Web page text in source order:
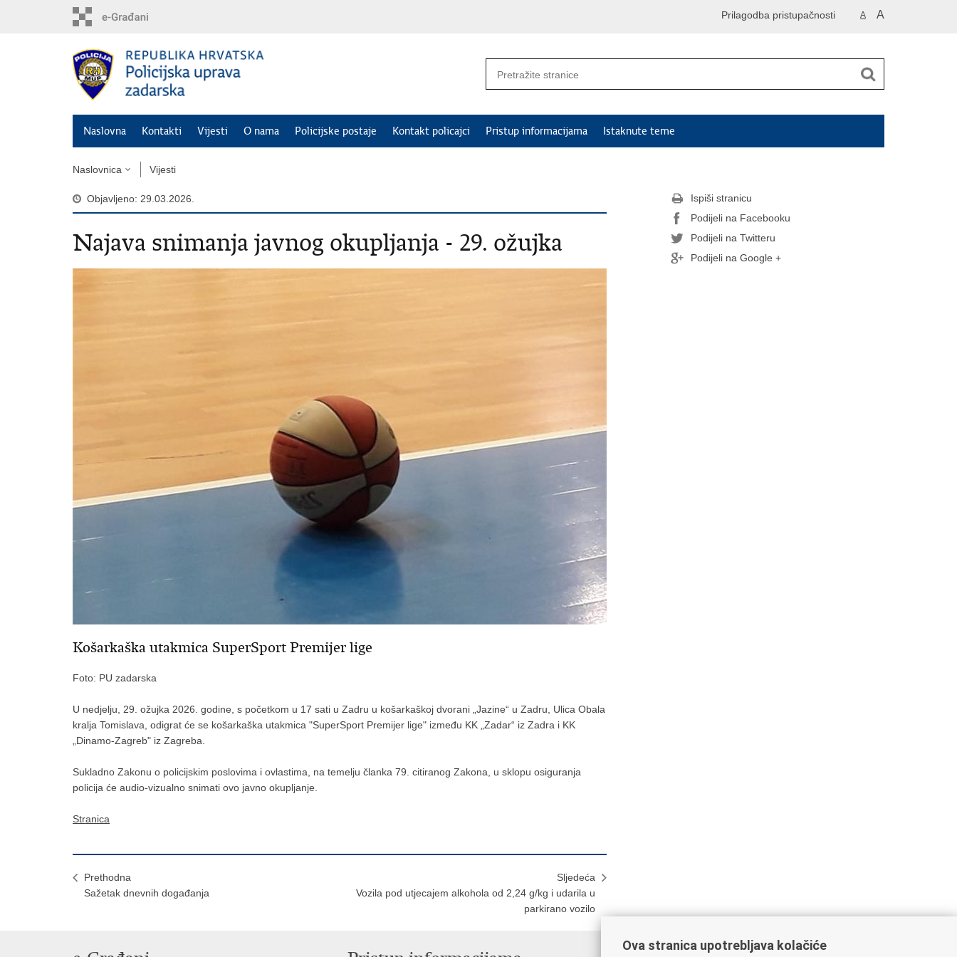
A A
Prilagodba pristupačnosti
Naslovna Kontakti Vijesti O nama Policijske postaje Kontakt policajci Pristup informacijama Istaknute teme
Naslovnica Vijesti
Objavljeno: 29.03.2026.
Najava snimanja javnog okupljanja - 29. ožujka
Košarkaška utakmica SuperSport Premijer lige
Foto: PU zadarska
U nedjelju, 29. ožujka 2026. godine, s početkom u 17 sati u Zadru u košarkaškoj dvorani „Jazine“ u Zadru, Ulica Obala
kralja Tomislava, odigrat će se košarkaška utakmica "SuperSport Premijer lige" između KK „Zadar“ iz Zadra i KK
„Dinamo-Zagreb" iz Zagreba.
Sukladno Zakonu o policijskim poslovima i ovlastima, na temelju članka 79. citiranog Zakona, u sklopu osiguranja
policija će audio-vizualno snimati ovo javno okupljanje.
Stranica
Prethodna
Sažetak dnevnih događanja
Sljedeća
Vozila pod utjecajem alkohola od 2,24 g/kg i udarila u
parkirano vozilo
Ispiši stranicu
Podijeli na Facebooku
Podijeli na Twitteru
Podijeli na Google +
Ova stranica upotrebljava kolačiće